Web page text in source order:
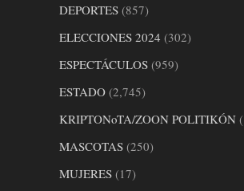
DEPORTES (857)
ELECCIONES 2024 (302)
ESPECTÁCULOS (959)
ESTADO (2,745)
KRIPTONoTA/ZOON POLITIKÓN
MASCOTAS (250)
MUJERES (17)